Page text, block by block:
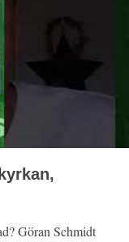
Göran Schmidt